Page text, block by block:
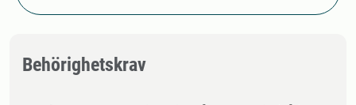
Behörighetskrav